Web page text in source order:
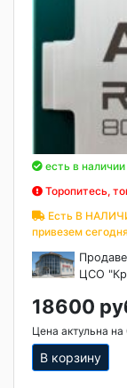
есть в наличии
Торопитесь,
Есть В
привезем
ЦСО
18600
Цена актульна
В корзину